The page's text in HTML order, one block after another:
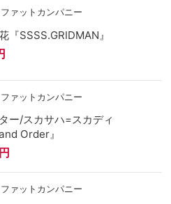
ファットカンパニー
『SSSS.GRIDMAN』
ファットカンパニー
ー/スカサハ=スカディ
Order』
円
ファットカンパニー